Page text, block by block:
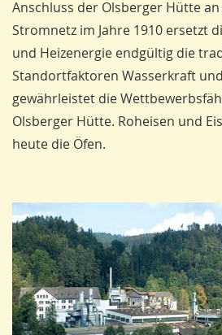
Anschluss der Olsberger Hütte
Stromnetz im Jahre 1910 ersetzt
und Heizenergie endgültig die
Standortfaktoren Wasserkraft
gewährleistet die
Olsberger Hütte. Roheisen und
heute die Öfen.